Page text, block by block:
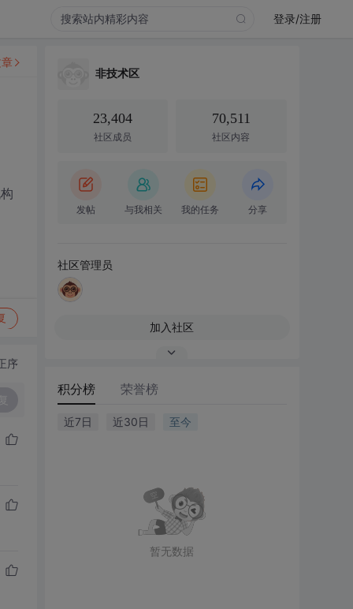
登录/注册
序
非技术区
23,404
社区成员
70,511
社区内容
发帖 与我相关 我的任务 分享
社区管理员
加入社区
积分榜 荣誉榜
近7日 近30日 至今
暂无数据